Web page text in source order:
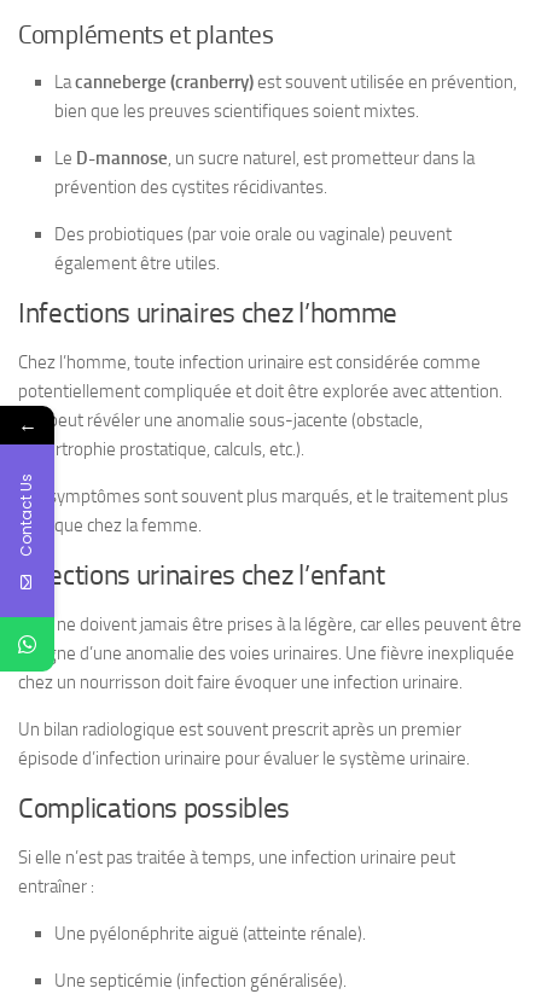
Compléments et plantes
Lacanneberge (cranberry)est souvent utilisée en prévention,
bien que les preuves scientifiques soient mixtes.
Le D-mannose, un sucre naturel, est prometteur dans la
prévention des cystites récidivantes.
Des probiotiques (par voie orale ou vaginale) peuvent
également être utiles.
Infections urinaires chez l’homme
Chez l’homme, toute infection urinaire est considérée comme
potentiellement compliquée et doit être explorée avec attention.
Elle peut révéler une anomalie sous-jacente (obstacle,
hypertrophie prostatique, calculs, etc.).
Les symptômes sont souvent plus marqués, et le traitement plus
long que chez la femme.
Infections urinaires chez l’enfant
Elles ne doivent jamais être prises à la légère, car elles peuvent être
le signe d’une anomalie des voies urinaires. Une fièvre inexpliquée
chez un nourrisson doit faire évoquer une infection urinaire.
Un bilan radiologique est souvent prescrit après un premier
épisode d’infection urinaire pour évaluer le système urinaire.
Complications possibles
Si elle n’est pas traitée à temps, une infection urinaire peut
entraîner :
Une pyélonéphrite aiguë (atteinte rénale).
Une septicémie (infection généralisée).
←
Contact Us